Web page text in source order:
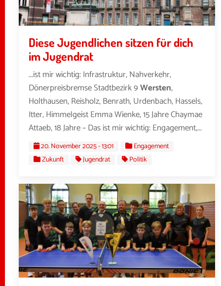
Diese Jugendlichen sitzen für dich
im Jugendrat
...ist mir wichtig: Infrastruktur, Nahverkehr,
Dönerpreisbremse Stadtbezirk 9Wersten,
Holthausen, Reisholz, Benrath, Urdenbach, Hassels,
Itter, Himmelgeist Emma Wienke, 15 Jahre Chaymae
Attaeb, 18 Jahre – Das ist mir wichtig: Engagement,...
20. November 2025 - 13:01
Engagement
Zukunft
Jugendrat Politik